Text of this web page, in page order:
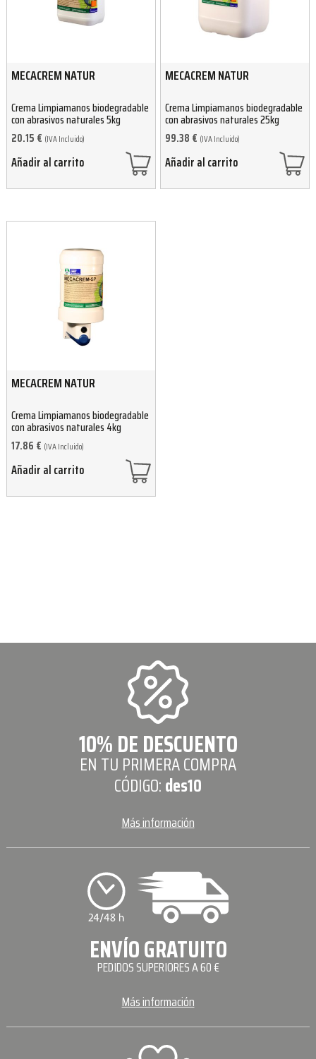
MECACREM NATUR
Crema Limpiamanos biodegradable
con abrasivos naturales 5kg
20.15 € (IVA Incluido)
Añadir al carrito
MECACREM NATUR
Crema Limpiamanos biodegradable
con abrasivos naturales 25kg
99.38 € (IVA Incluido)
Añadir al carrito
MECACREM NATUR
Crema Limpiamanos biodegradable
con abrasivos naturales 4kg
17.86 € (IVA Incluido)
Añadir al carrito
10% DE DESCUENTO
EN TU PRIMERA COMPRA
CÓDIGO:des10
Más información
ENVÍO GRATUITO
PEDIDOS SUPERIORES A 60 €
Más información